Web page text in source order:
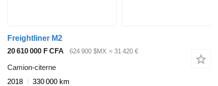
Freightliner M2
20 610 000 F CFA
624 900 $MX ≈ 31 420 €
Camion-citerne
2018
330 000 km